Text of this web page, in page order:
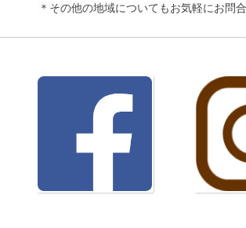
＊その他の地域についてもお気軽にお問